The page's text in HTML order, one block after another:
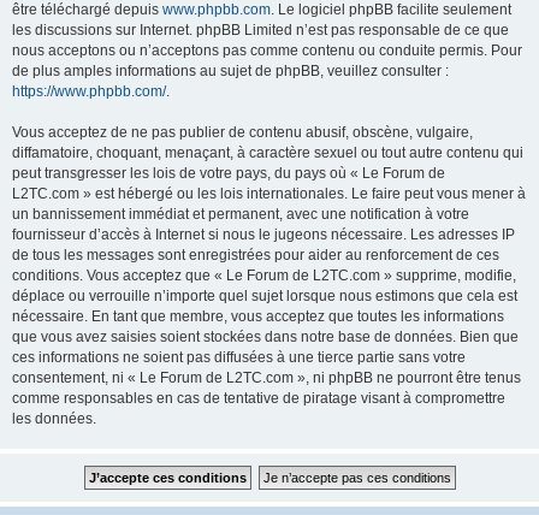
être téléchargé depuis www.phpbb.com. Le logiciel phpBB facilite seulement
les discussions sur Internet. phpBB Limited n’est pas responsable de ce que
nous acceptons ou n’acceptons pas comme contenu ou conduite permis. Pour
de plus amples informations au sujet de phpBB, veuillez consulter :
https://www.phpbb.com/.
Vous acceptez de ne pas publier de contenu abusif, obscène, vulgaire,
diffamatoire, choquant, menaçant, à caractère sexuel ou tout autre contenu qui
peut transgresser les lois de votre pays, du pays où « Le Forum de
L2TC.com » est hébergé ou les lois internationales. Le faire peut vous mener à
un bannissement immédiat et permanent, avec une notification à votre
fournisseur d’accès à Internet si nous le jugeons nécessaire. Les adresses IP
de tous les messages sont enregistrées pour aider au renforcement de ces
conditions. Vous acceptez que « Le Forum de L2TC.com » supprime, modifie,
déplace ou verrouille n’importe quel sujet lorsque nous estimons que cela est
nécessaire. En tant que membre, vous acceptez que toutes les informations
que vous avez saisies soient stockées dans notre base de données. Bien que
ces informations ne soient pas diffusées à une tierce partie sans votre
consentement, ni « Le Forum de L2TC.com », ni phpBB ne pourront être tenus
comme responsables en cas de tentative de piratage visant à compromettre
les données.